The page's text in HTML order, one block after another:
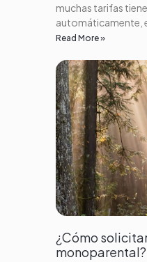
muchas tarifas
automáticamente,
Read More »
¿Cómo
monoparental?